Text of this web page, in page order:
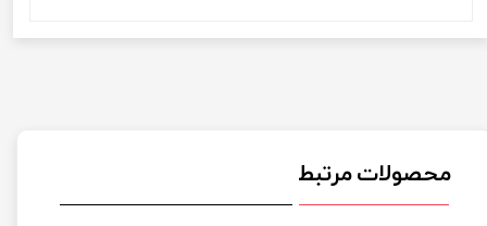
محصولات مرتبط